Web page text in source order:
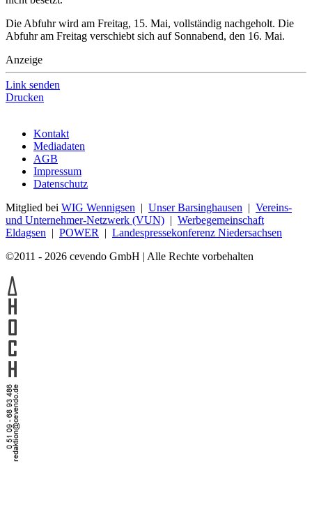
Die Abfuhr wird am Freitag, 15. Mai, vollständig nachgeholt. Die
Abfuhr am Freitag verschiebt sich auf Sonnabend, den 16. Mai.
Anzeige
Link senden
Drucken
Kontakt
Mediadaten
AGB
Impressum
Datenschutz
Mitglied bei WIG Wennigsen | Unser Barsinghausen | Vereins-
und Unternehmer-Netzwerk (VUN) | Werbegemeinschaft
Eldagsen | POWER | Landespressekonferenz Niedersachsen
©2011 - 2026 cevendo GmbH | Alle Rechte vorbehalten